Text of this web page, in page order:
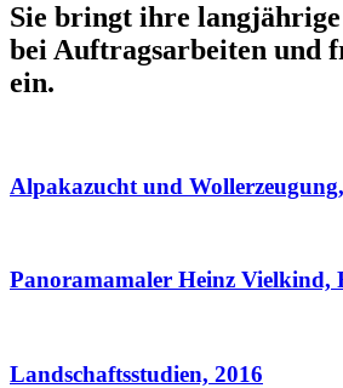
Sie bringt ihre langjährige
bei Auftragsarbeiten und
ein.
Alpakazucht und
Panoramamaler Heinz Vielkind,
Landschaftsstudien, 2016